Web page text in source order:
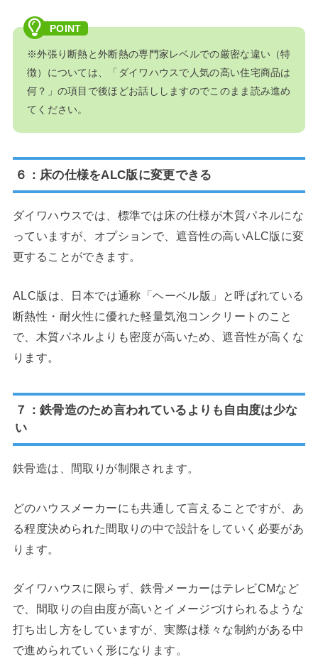
※外張り断熱と外断熱の専門家レベルでの厳密な違い（特
徴）については、「ダイワハウスで人気の高い住宅商品は
何？」の項目で後ほどお話ししますのでこのまま読み進め
てください。
６：床の仕様をALC版に変更できる
ダイワハウスでは、標準では床の仕様が木質パネルにな
っていますが、オプションで、遮音性の高いALC版に変
更することができます。
ALC版は、日本では通称「ヘーベル版」と呼ばれている
断熱性・耐火性に優れた軽量気泡コンクリートのこと
で、木質パネルよりも密度が高いため、遮音性が高くな
ります。
７：鉄骨造のため言われているよりも自由度は少な
い
鉄骨造は、間取りが制限されます。
どのハウスメーカーにも共通して言えることですが、あ
る程度決められた間取りの中で設計をしていく必要があ
ります。
ダイワハウスに限らず、鉄骨メーカーはテレビCMなど
で、間取りの自由度が高いとイメージづけられるような
打ち出し方をしていますが、実際は様々な制約がある中
で進められていく形になります。